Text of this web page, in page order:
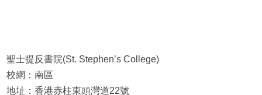
聖士提反書院(St. Stephen’s College)
校網：南區
地址：香港赤柱東頭灣道22號